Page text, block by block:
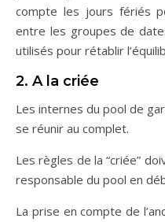
compte les jours fériés
entre les groupes de
utilisés pour rétablir
2. A la criée
Les internes du pool de
se réunir au complet.
Les règles de la “criée”
responsable du pool en
La prise en compte de